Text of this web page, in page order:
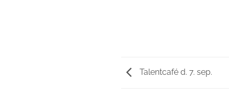
Talentcafé d. 7. sep.